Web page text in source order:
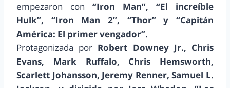
empezaron con “Iron Man”, “El increíble
Hulk”, “Iron Man 2”, “Thor” y “Capitán
América: El primer vengador”.
Protagonizada por Robert Downey Jr., Chris
Evans, Mark Ruffalo, Chris Hemsworth,
Scarlett Johansson, Jeremy Renner, Samuel L.